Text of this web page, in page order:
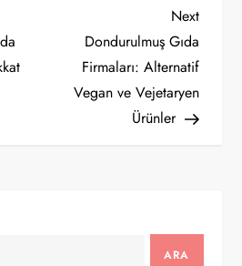
Next
Post
Next
Dondurulmuş Gıda
Firmaları: Alternatif
Vegan ve Vejetaryen
Ürünler
ARA